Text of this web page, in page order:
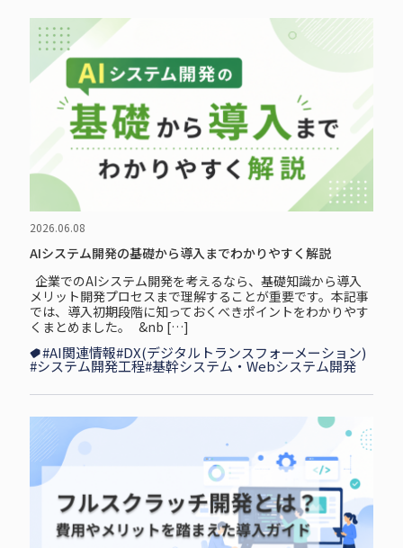
2026.06.08
AIシステム開発の基礎から導入までわかりやすく解説
企⁠業⁠で⁠のAIシステム開発を考えるなら、基礎知識から導入
メリット開発プロセスまで理解することが重要です。本記事
では、導入初期段階に知っておくべきポイントをわかりやす
くまとめました。 &nb […]
#AI関連情報#DX(デジタルトランスフォーメーション)
#システム開発工程#基幹システム・Webシステム開発